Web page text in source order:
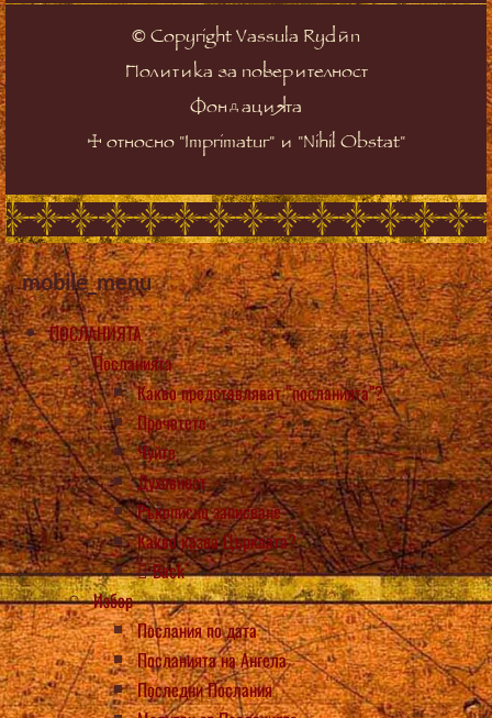
© Copyright Vassula Rydén
Политика за поверителност
Фондацията
☩ относно "Imprimatur" и "Nihil Obstat"
mobile_menu
ПОСЛАНИЯТА
Посланията
Какво представляват “посланията”?
Прочетете
Чуйте
Духовност
Ръкописно записване
Какво казва Църквата?
Back
Избор
Послания по дата
Посланията на Ангела
Последни Послания